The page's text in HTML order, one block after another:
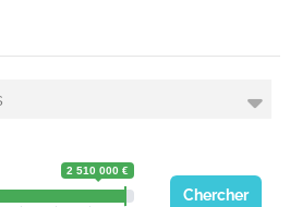
2 510 000 €
Chercher